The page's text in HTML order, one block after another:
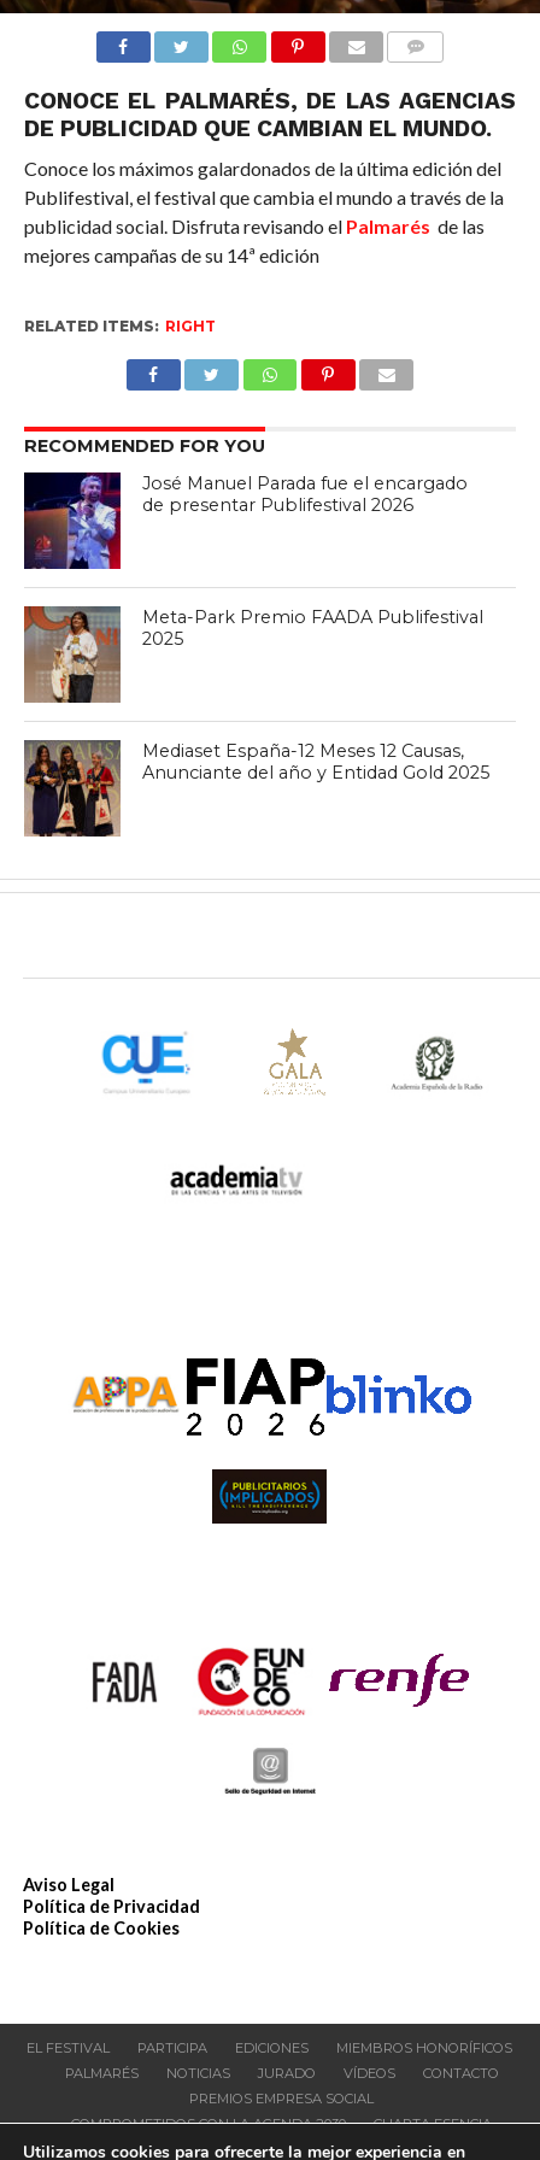
CONOCE EL PALMARÉS, DE LAS AGENCIAS
DE PUBLICIDAD QUE CAMBIAN EL MUNDO.
Conoce los máximos galardonados de la última edición del
Publifestival, el festival que cambia el mundo a través de la
publicidad social. Disfruta revisando el Palmarés de las
mejores campañas de su 14ª edición
RELATED ITEMS: RIGHT
RECOMMENDED FOR YOU
José Manuel Parada fue el encargado
de presentar Publifestival 2026
Meta-Park Premio FAADA Publifestival
2025
Mediaset España-12 Meses 12 Causas,
Anunciante del año y Entidad Gold 2025
Aviso Legal
Política de Privacidad
Política de Cookies
EL FESTIVAL PARTICIPA EDICIONES
MIEMBROS HONORÍFICOS
PALMARÉS
NOTICIAS JURADO VÍDEOS
CONTACTO
PREMIOS EMPRESA SOCIAL
COMPROMETIDOS CON LA AGENDA 2030
CUARTA ESENCIA
Utilizamos cookies para ofrecerte la mejor experiencia en